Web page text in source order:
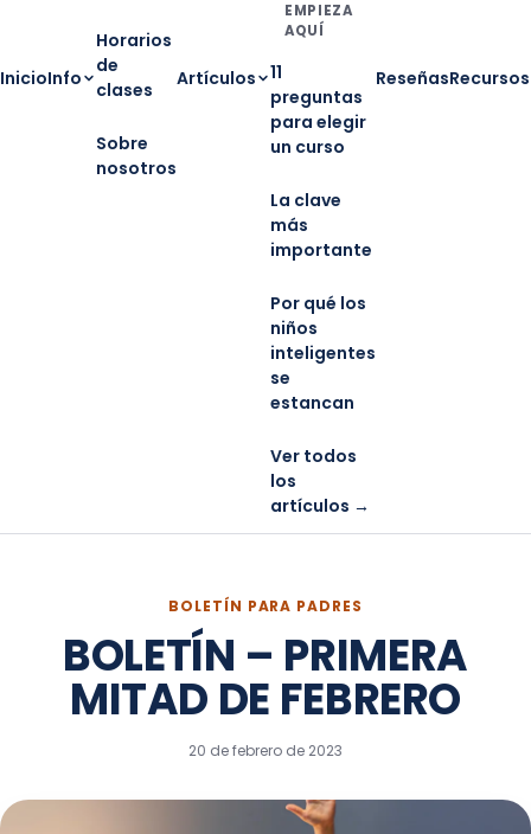
InicioInfo
Horarios
de
clases
Sobre
nosotros
Artículos
EMPIEZA
AQUÍ
11
preguntas
para elegir
un curso
La clave
más
importante
Por qué los
niños
inteligentes
se
estancan
Ver todos
los
artículos →
ReseñasRecursos
BOLETÍN PARA PADRES
BOLETÍN – PRIMERA
MITAD DE FEBRERO
20 de febrero de 2023